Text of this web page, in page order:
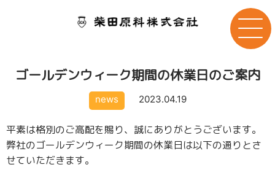
ゴールデンウィーク期間の休業日のご案内
news 2023.04.19
平素は格別のご高配を賜り、誠にありがとうございます。
弊社のゴールデンウィーク期間の休業日は以下の通りとさ
せていただきます。